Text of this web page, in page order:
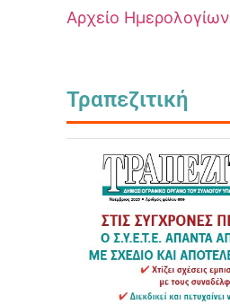
Αρχείο Ημερολογίων
Τραπεζιτική